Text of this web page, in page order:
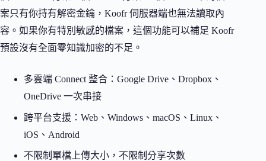
案只有你持有解密金鑰，Koofr 伺服器端也無法讀取內
容。如果你有特別敏感的檔案，這個功能可以補足 Koofr
預設沒有全面零知識加密的不足。
多雲端 Connect 整合：Google Drive、Dropbox、
OneDrive 一次串接
跨平台支援：Web、Windows、macOS、Linux、
iOS、Android
不限制單檔上傳大小，不限制分享次數